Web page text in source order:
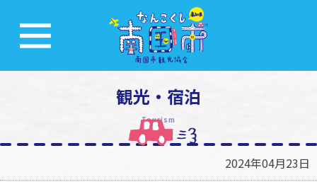
観光・宿泊
Tourism
2024年04月23日